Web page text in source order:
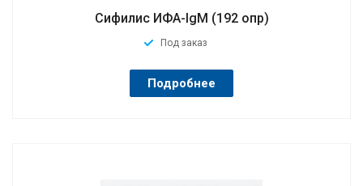
Сифилис ИФА-IgM (192 опр)
Под заказ
Подробнее